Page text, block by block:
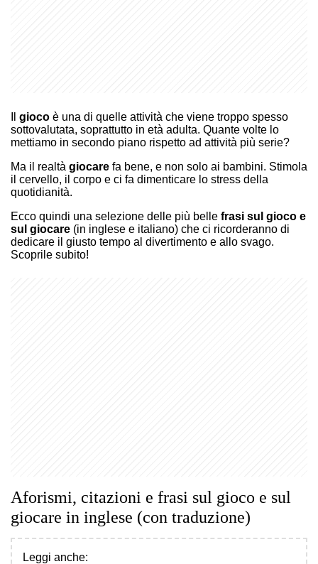
gioco è una di quelle attività che viene troppo spesso
sottovalutata, soprattutto in età adulta. Quante volte lo
mettiamo in secondo piano rispetto ad attività più serie?
Ma il realtà giocare fa bene, e non solo ai bambini. Stimola
il cervello, il corpo e ci fa dimenticare lo stress della
quotidianità.
Ecco quindi una selezione delle più belle frasi sul gioco e
sul giocare (in inglese e italiano) che ci ricorderanno di
dedicare il giusto tempo al divertimento e allo svago.
Scoprile subito!
Aforismi, citazioni e frasi sul gioco e sul
giocare in inglese (con traduzione)
Leggi anche: